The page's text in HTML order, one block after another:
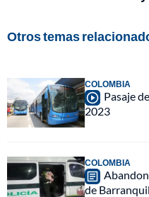
Otros temas
COLOMBIA
Pasaje
2023
COLOMBIA
de